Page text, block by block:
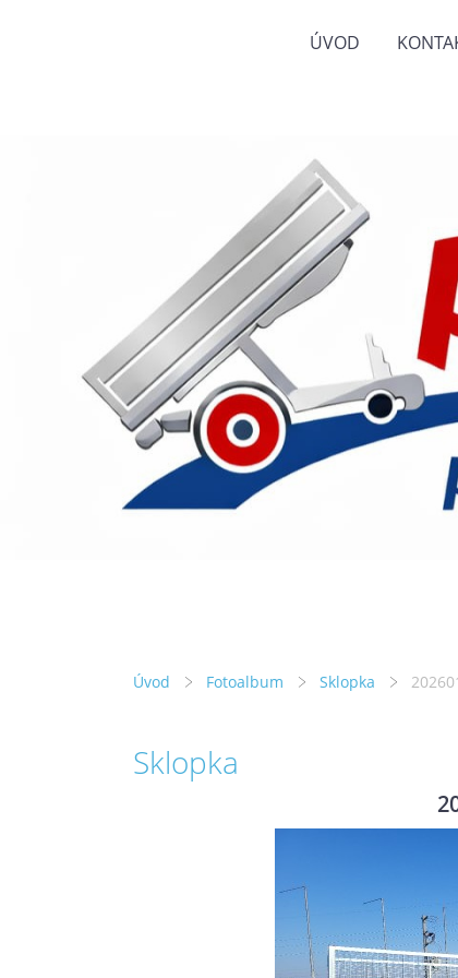
ÚVOD
Úvod Fotoalbum Sklopka
Sklopka